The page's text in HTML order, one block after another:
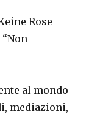
Rose
al mondo
mediazioni,